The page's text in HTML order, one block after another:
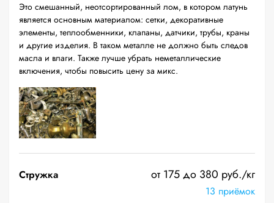
Это смешанный, неотсортированный лом, в котором латунь
является основным материалом: сетки, декоративные
элементы, теплообменники, клапаны, датчики, трубы, краны
и другие изделия. В таком металле не должно быть следов
масла и влаги. Также лучше убрать неметаллические
включения, чтобы повысить цену за микс.
Стружка от 175 до 380 руб./кг
13 приёмок